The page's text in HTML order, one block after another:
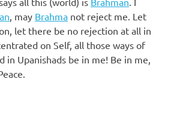
, may Brahma not reject me. Let
let there be no rejection at all in
on Self, all those ways of
Upanishads be in me! Be in me,